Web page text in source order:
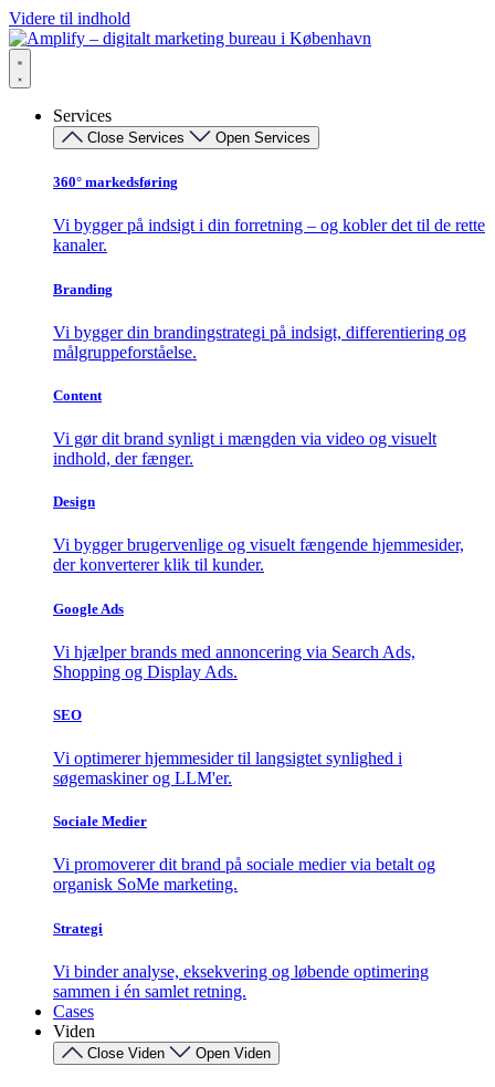
Videre til indhold
Services
Close Services Open Services
360° markedsføring​
Vi bygger på indsigt i din forretning – og kobler det til de rette
kanaler.
Branding
Vi bygger din brandingstrategi på indsigt, differentiering og
målgruppeforståelse.
Content
Vi gør dit brand synligt i mængden via video og visuelt
indhold, der fænger.
Design
Vi bygger brugervenlige og visuelt fængende hjemmesider,
der konverterer klik til kunder.
Google Ads
Vi hjælper brands med annoncering via Search Ads,
Shopping og Display Ads.
SEO
Vi optimerer hjemmesider til langsigtet synlighed i
søgemaskiner og LLM'er.
Sociale Medier
Vi promoverer dit brand på sociale medier via betalt og
organisk SoMe marketing.
Strategi
Vi binder analyse, eksekvering og løbende optimering
sammen i én samlet retning.
Cases
Viden
Close Viden Open Viden